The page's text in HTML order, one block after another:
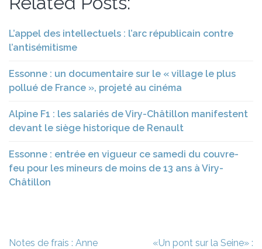
L’appel des intellectuels : l’arc républicain contre
l’antisémitisme
Essonne : un documentaire sur le « village le plus
pollué de France », projeté au cinéma
Alpine F1 : les salariés de Viry-Châtillon manifestent
devant le siège historique de Renault
Essonne : entrée en vigueur ce samedi du couvre-
feu pour les mineurs de moins de 13 ans à Viry-
Châtillon
Navigation
Notes de frais : Anne «Un pont sur la Seine» :